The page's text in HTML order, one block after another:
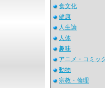
食文化
健康
人生論
人体
趣味
アニメ・コミッ
動物
宗教・倫理